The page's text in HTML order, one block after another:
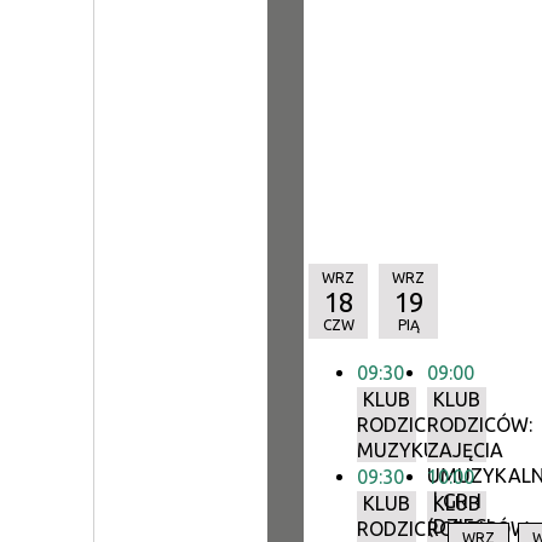
WRZ
18
CZW
09:30
KLUB
RODZICÓW:
MUZYKUJMY!
09:30
KLUB
RODZICÓW:
WRZ
19
PIĄ
09:00
KLUB
RODZICÓW:
ZAJĘCIA
| GR. I
(DZIECI
10:00
KLUB
RODZICÓW:
WRZ